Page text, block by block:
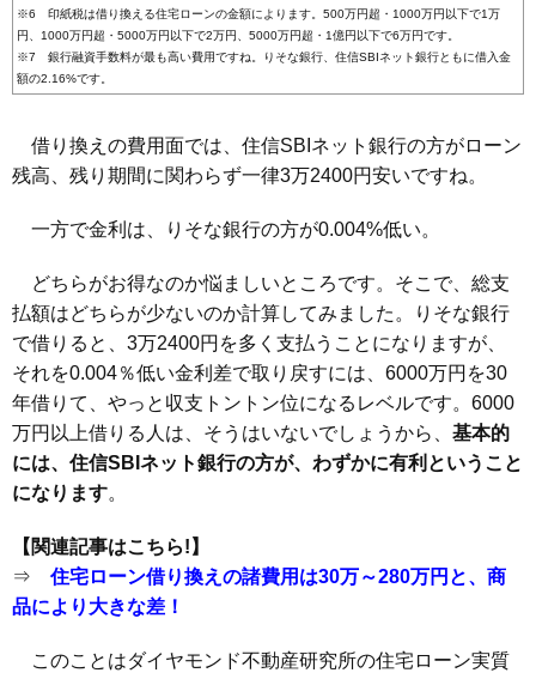
※6 印紙税は借り換える住宅ローンの金額によります。500万円超・1000万円以下で1万
円、1000万円超・5000万円以下で2万円、5000万円超・1億円以下で6万円です。
※7 銀行融資手数料が最も高い費用ですね。りそな銀行、住信SBIネット銀行ともに借入金
額の2.16%です。
借り換えの費用面では、住信SBIネット銀行の方がローン
残高、残り期間に関わらず一律3万2400円安いですね。
一方で金利は、りそな銀行の方が0.004%低い。
どちらがお得なのか悩ましいところです。そこで、総支
払額はどちらが少ないのか計算してみました。りそな銀行
で借りると、3万2400円を多く支払うことになりますが、
それを0.004％低い金利差で取り戻すには、6000万円を30
年借りて、やっと収支トントン位になるレベルです。6000
万円以上借りる人は、そうはいないでしょうから、 基本的
には、住信SBIネット銀行の方が、わずかに有利ということ
になります。
【関連記事はこちら!】
⇒ 住宅ローン借り換えの諸費用は30万～280万円と、商
品により大きな差！
このことはダイヤモンド不動産研究所の住宅ローン実質